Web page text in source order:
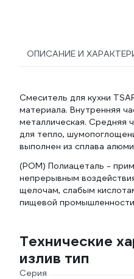
ОПИСАНИЕ И
Смеситель для кухни
материала. Внутренняя
металлическая. Средняя
для тепло,
выполнен из сплава
(POM) Полиацеталь -
непрерывным
щелочам, слабым
пищевой
Технические
излив тип
Серия